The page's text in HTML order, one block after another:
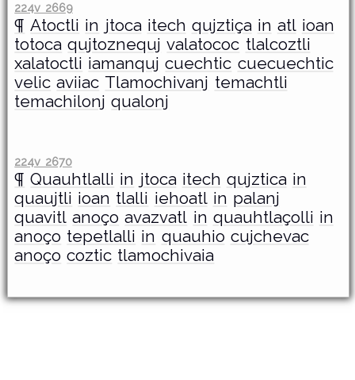
224v 2669
¶ Atoctli in jtoca itech qujztiça in atl ioan
totoca qujtoznequj valatococ tlalcoztli
xalatoctli iamanquj cuechtic cuecuechtic
velic aviiac Tlamochivanj temachtli
temachilonj qualonj
224v 2670
¶ Quauhtlalli in jtoca itech qujztica in
quaujtli ioan tlalli iehoatl in palanj
quavitl anoço avazvatl in quauhtlaçolli in
anoço tepetlalli in quauhio cujchevac
anoço coztic tlamochivaia